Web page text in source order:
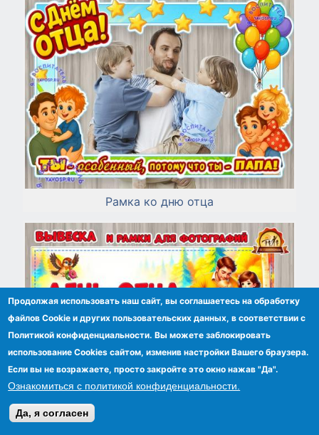
Рамка ко дню отца
Продолжая использовать наш сайт, вы соглашаетесь на обработку
файлов Сookie и других пользовательских данных, в соответствии с
Политикой конфиденциальности. Вы можете заблокировать
использование Cookies сайтом, изменив настройки Вашего браузера.
Если вы не возражаете, просто закройте это окно нажав "Да".
Ознакомиться с политикой конфиденциальности.
Да, я согласен